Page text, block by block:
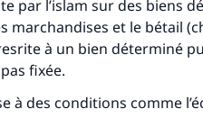
par l’islam sur des biens
marchandises et le bétail
à un bien déterminé
pas fixée.
à des conditions comme